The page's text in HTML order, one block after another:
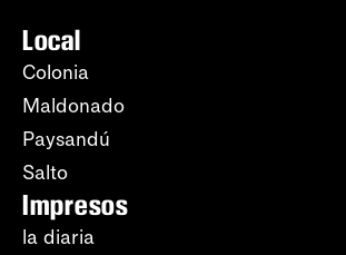
Local
Colonia
Maldonado
Paysandú
Salto
Impresos
la diaria